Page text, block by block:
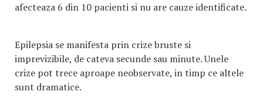
afecteaza 6 din 10 pacienti si nu are cauze identificate.
Epilepsia se manifesta prin crize bruste si
imprevizibile, de cateva secunde sau minute. Unele
crize pot trece aproape neobservate, in timp ce altele
sunt dramatice.